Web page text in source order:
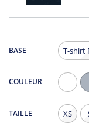
BASE T-shirt
COULEUR
TAILLE XS